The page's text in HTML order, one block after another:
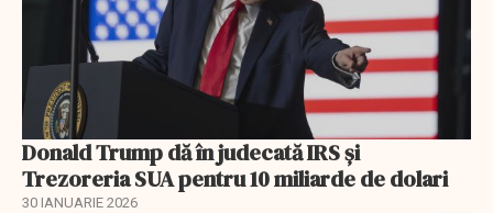
Donald Trump dă în judecată IRS și
Trezoreria SUA pentru 10 miliarde de dolari
30 IANUARIE 2026